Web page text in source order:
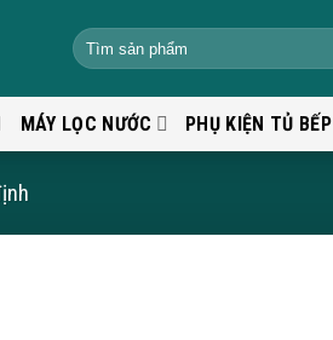
MÁY LỌC NƯỚC PHỤ KIỆN TỦ BẾP